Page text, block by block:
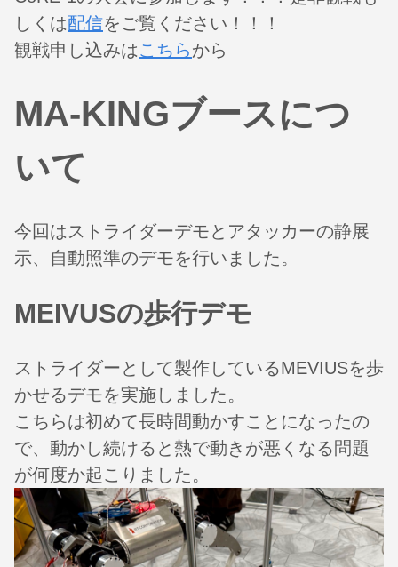
しくは配信をご覧ください！！！
観戦申し込みはこちらから
MA-KINGブースにつ
いて
今回はストライダーデモとアタッカーの静展
示、自動照準のデモを行いました。
MEIVUSの歩行デモ
ストライダーとして製作しているMEVIUSを歩
かせるデモを実施しました。
こちらは初めて長時間動かすことになったの
で、動かし続けると熱で動きが悪くなる問題
が何度か起こりました。